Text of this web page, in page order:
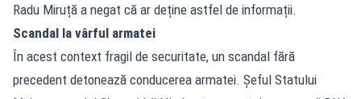
Radu Miruță a negat că ar deține astfel de informații.
Scandal la vârful armatei
În acest context fragil de securitate, un scandal fără
precedent detonează conducerea armatei. Șeful Statului